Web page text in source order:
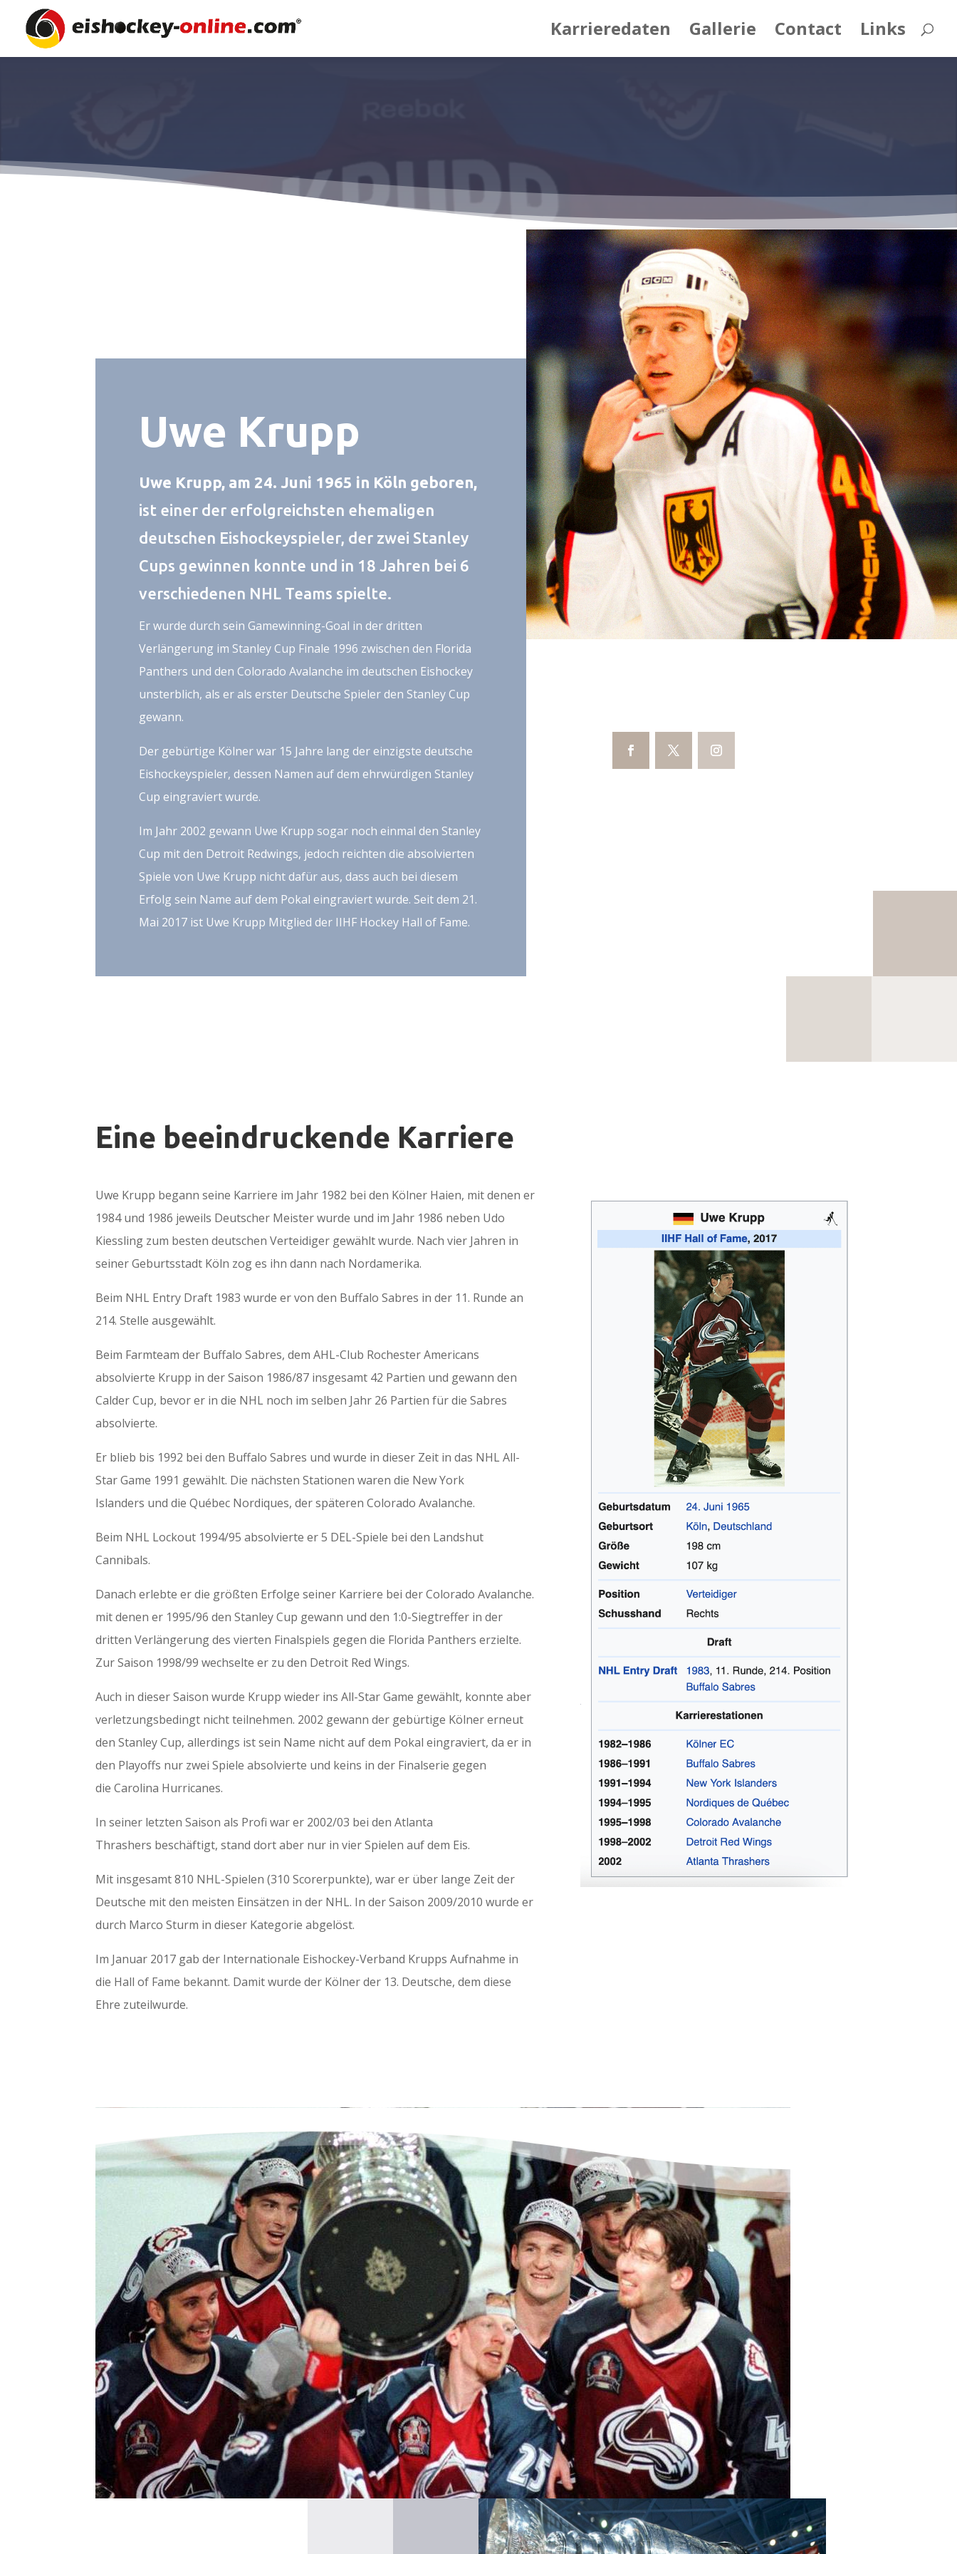
Karrieredaten Gallerie Contact Links
Uwe Krupp
Uwe Krupp, am 24. Juni 1965 in Köln geboren,
ist einer der erfolgreichsten ehemaligen
deutschen Eishockeyspieler, der zwei Stanley
Cups gewinnen konnte und in 18 Jahren bei 6
verschiedenen NHL Teams spielte.
Er wurde durch sein Gamewinning-Goal in der dritten
Verlängerung im Stanley Cup Finale 1996 zwischen den Florida
Panthers und den Colorado Avalanche im deutschen Eishockey
unsterblich, als er als erster Deutsche Spieler den Stanley Cup
gewann.
Der gebürtige Kölner war 15 Jahre lang der einzigste deutsche
Eishockeyspieler, dessen Namen auf dem ehrwürdigen Stanley
Cup eingraviert wurde.
Im Jahr 2002 gewann Uwe Krupp sogar noch einmal den Stanley
Cup mit den Detroit Redwings, jedoch reichten die absolvierten
Spiele von Uwe Krupp nicht dafür aus, dass auch bei diesem
Erfolg sein Name auf dem Pokal eingraviert wurde. Seit dem 21.
Mai 2017 ist Uwe Krupp Mitglied der IIHF Hockey Hall of Fame.
Eine beeindruckende Karriere
Uwe Krupp begann seine Karriere im Jahr 1982 bei den Kölner Haien, mit denen er
1984 und 1986 jeweils Deutscher Meister wurde und im Jahr 1986 neben Udo
Kiessling zum besten deutschen Verteidiger gewählt wurde. Nach vier Jahren in
seiner Geburtsstadt Köln zog es ihn dann nach Nordamerika.
Beim NHL Entry Draft 1983 wurde er von den Buffalo Sabres in der 11. Runde an
214. Stelle ausgewählt.
Beim Farmteam der Buffalo Sabres, dem AHL-Club Rochester Americans
absolvierte Krupp in der Saison 1986/87 insgesamt 42 Partien und gewann den
Calder Cup, bevor er in die NHL noch im selben Jahr 26 Partien für die Sabres
absolvierte.
Er blieb bis 1992 bei den Buffalo Sabres und wurde in dieser Zeit in das NHL All-
Star Game 1991 gewählt. Die nächsten Stationen waren die New York
Islanders und die Québec Nordiques, der späteren Colorado Avalanche.
Beim NHL Lockout 1994/95 absolvierte er 5 DEL-Spiele bei den Landshut
Cannibals.
Danach erlebte er die größten Erfolge seiner Karriere bei der Colorado Avalanche.
mit denen er 1995/96 den Stanley Cup gewann und den 1:0-Siegtreffer in der
dritten Verlängerung des vierten Finalspiels gegen die Florida Panthers erzielte.
Zur Saison 1998/99 wechselte er zu den Detroit Red Wings.
Auch in dieser Saison wurde Krupp wieder ins All-Star Game gewählt, konnte aber
verletzungsbedingt nicht teilnehmen. 2002 gewann der gebürtige Kölner erneut
den Stanley Cup, allerdings ist sein Name nicht auf dem Pokal eingraviert, da er in
den Playoffs nur zwei Spiele absolvierte und keins in der Finalserie gegen
die Carolina Hurricanes.
In seiner letzten Saison als Profi war er 2002/03 bei den Atlanta
Thrashers beschäftigt, stand dort aber nur in vier Spielen auf dem Eis.
Mit insgesamt 810 NHL-Spielen (310 Scorerpunkte), war er über lange Zeit der
Deutsche mit den meisten Einsätzen in der NHL. In der Saison 2009/2010 wurde er
durch Marco Sturm in dieser Kategorie abgelöst.
Im Januar 2017 gab der Internationale Eishockey-Verband Krupps Aufnahme in
die Hall of Fame bekannt. Damit wurde der Kölner der 13. Deutsche, dem diese
Ehre zuteilwurde.